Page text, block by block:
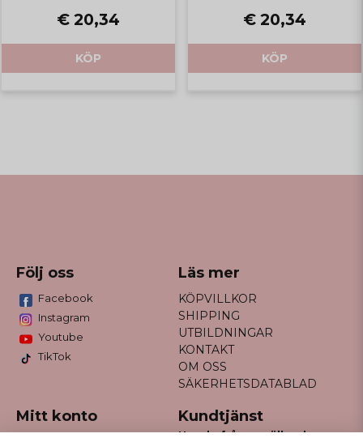
€ 20,34
KÖP
€ 20,34
KÖP
Följ oss
Facebook
Instagram
Youtube
TikTok
Läs mer
KÖPVILLKOR
SHIPPING
UTBILDNINGAR
KONTAKT
OM OSS
SÄKERHETSDATABLAD
Mitt konto Kundtjänst
Har du frågor gällande